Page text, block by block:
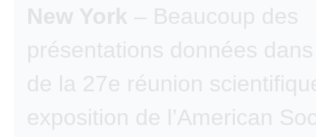
New York – Beaucoup des
présentations données
de la 27e réunion
exposition de l’American